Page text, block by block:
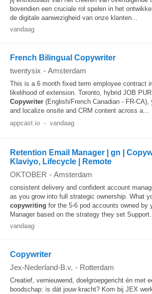
bovendien een cruciale rol spelen in het
de digitale aanwezigheid van onze klanten...
vandaag
French Bilingual Copywriter
twentysix - Amsterdam
This is a 6 month fixed term employee contract
likelihood of extension. Toronto, hybrid JOB
Copywriter (English/French Canadian - FR-CA),
and localize onsite and CRM content across a...
appcast.io - vandaag
Retention Email Manager | gn |
Klaviyo, Lifecycle | Remote
OKTOBER - Amsterdam
consistent delivery and confident account
as you grow into full strategic ownership. What
copywriting for the 5-6 pod accounts owned by
Manager based on the strategy they set
vandaag
Copywriter
Jex-Nederland-B.v. - Rotterdam
Creatief, vernieuwend, doelgroepgericht én met
boodschap: is dát jouw kracht? Kom bij JEX